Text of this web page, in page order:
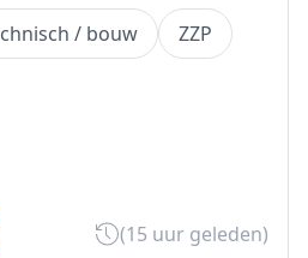
/ bouw
ZZP
(15 uur geleden)